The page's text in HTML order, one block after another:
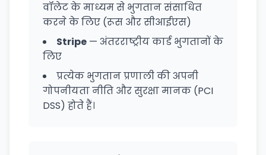
वॉलेट के माध्यम से भुगतान संसाधित
करने के लिए (रूस और सीआईएस)
Stripe — अंतरराष्ट्रीय कार्ड भुगतानों के
लिए
प्रत्येक भुगतान प्रणाली की अपनी
गोपनीयता नीति और सुरक्षा मानक (PCI
DSS) होते हैं।